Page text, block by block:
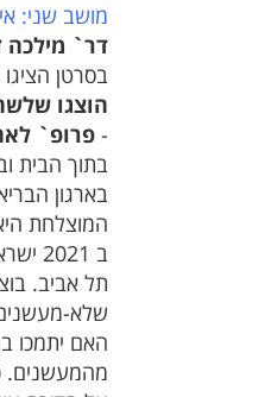
מושב שני:
דר` מילכה
בסרטן
הוצגו
-פרופ`
בתוך הבית
המוצלחת